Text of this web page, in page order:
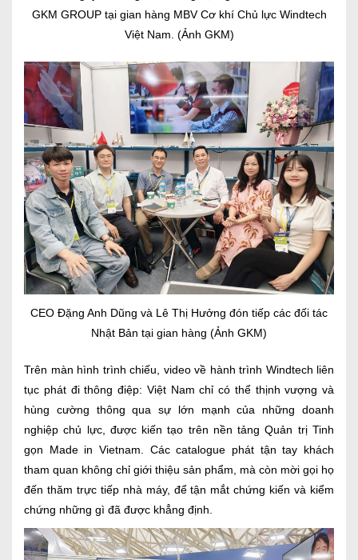
GKM GROUP tại gian hàng MBV Cơ khí Chủ lực Windtech
Việt Nam. (Ảnh GKM)
CEO Đặng Anh Dũng và Lê Thị Hưởng đón tiếp các đối tác
Nhật Bản tại gian hàng (Ảnh GKM)
Trên màn hình trình chiếu, video về hành trình Windtech liên
tục phát đi thông điệp: Việt Nam chỉ có thể thịnh vượng và
hùng cường thông qua sự lớn mạnh của những doanh
nghiệp chủ lực, được kiến tạo trên nền tảng Quản trị Tinh
gọn Made in Vietnam. Các catalogue phát tận tay khách
tham quan không chỉ giới thiệu sản phẩm, mà còn mời gọi họ
đến thăm trực tiếp nhà máy, để tận mắt chứng kiến và kiểm
chứng những gì đã được khẳng định.